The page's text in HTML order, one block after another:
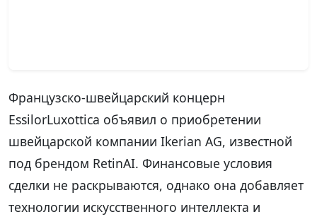
Французско-швейцарский концерн
EssilorLuxottica объявил о приобретении
швейцарской компании Ikerian AG, известной
под брендом RetinAI. Финансовые условия
сделки не раскрываются, однако она добавляет
технологии искусственного интеллекта и